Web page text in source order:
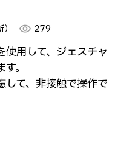
visibility 279
用して、ジェスチャ
。
て、非接触で操作で